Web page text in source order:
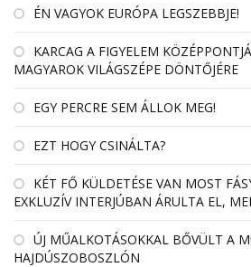
ÉN VAGYOK EURÓPA LEGSZEBBJE!
KARCAG A FIGYELEM
MAGYAROK VILÁGSZÉPE DÖNTŐJÉRE
EGY PERCRE SEM ÁLLOK MEG!
EZT HOGY CSINÁLTA?
KÉT FŐ KÜLDETÉSE VAN MOST
EXKLUZÍV INTERJÚBAN ÁRULTA EL,
ÚJ MŰALKOTÁSOKKAL BŐVÜLT A
HAJDÚSZOBOSZLÓN